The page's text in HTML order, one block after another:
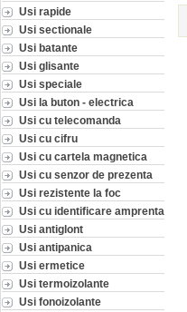
Usi rapide
Usi sectionale
Usi batante
Usi glisante
Usi speciale
Usi la buton - electrica
Usi cu telecomanda
Usi cu cifru
Usi cu cartela magnetica
Usi cu senzor de prezenta
Usi rezistente la foc
Usi cu identificare amprenta
Usi antiglont
Usi antipanica
Usi ermetice
Usi termoizolante
Usi fonoizolante